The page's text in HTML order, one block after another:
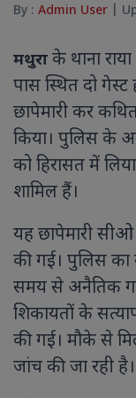
By : Admin User |
मथुरा के थाना
पास स्थित दो
छापेमारी कर
किया। पुलिस के
को हिरासत में
शामिल हैं।
यह छापेमारी
की गई। पुलिस का
समय से अनैतिक
शिकायतों के
की गई। मौके से
जांच की जा रही है।